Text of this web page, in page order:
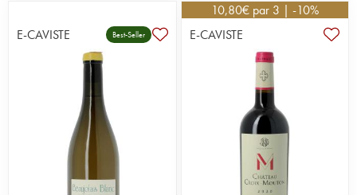
E-CAVISTE Best-Seller
10,80€ par 3 | -10%
E-CAVISTE